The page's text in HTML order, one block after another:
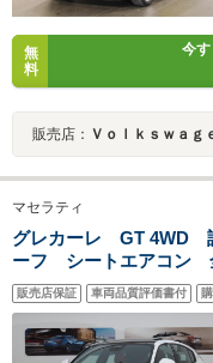
無
料
今
販売店： Ｖｏｌｋｓｗａｇ
マセラティ
グレカーレ GT 4WD
ーフ シートエアコン
ルミ 後部座席エアコ
イフックサス 衝突軽
販売店保証 車両品質評価書付